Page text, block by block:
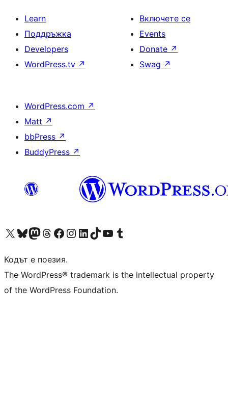
Learn
Поддръжка
Developers
WordPress.tv ↗
Включете се
Events
Donate ↗
Swag ↗
WordPress.com ↗
Matt ↗
bbPress ↗
BuddyPress ↗
Visit our X (formerly Twitter) account
Visit our Bluesky account
Visit our Mastodon account
Visit our Threads account
Посетете нашата страница във Facebook
Посетете нашия профил в Instagram
Посетете нашия профил в LinkedIn
Visit our TikTok account
Visit our YouTube channel
Visit our Tumblr account
Кодът е поезия.
The WordPress® trademark is the intellectual property
of the WordPress Foundation.